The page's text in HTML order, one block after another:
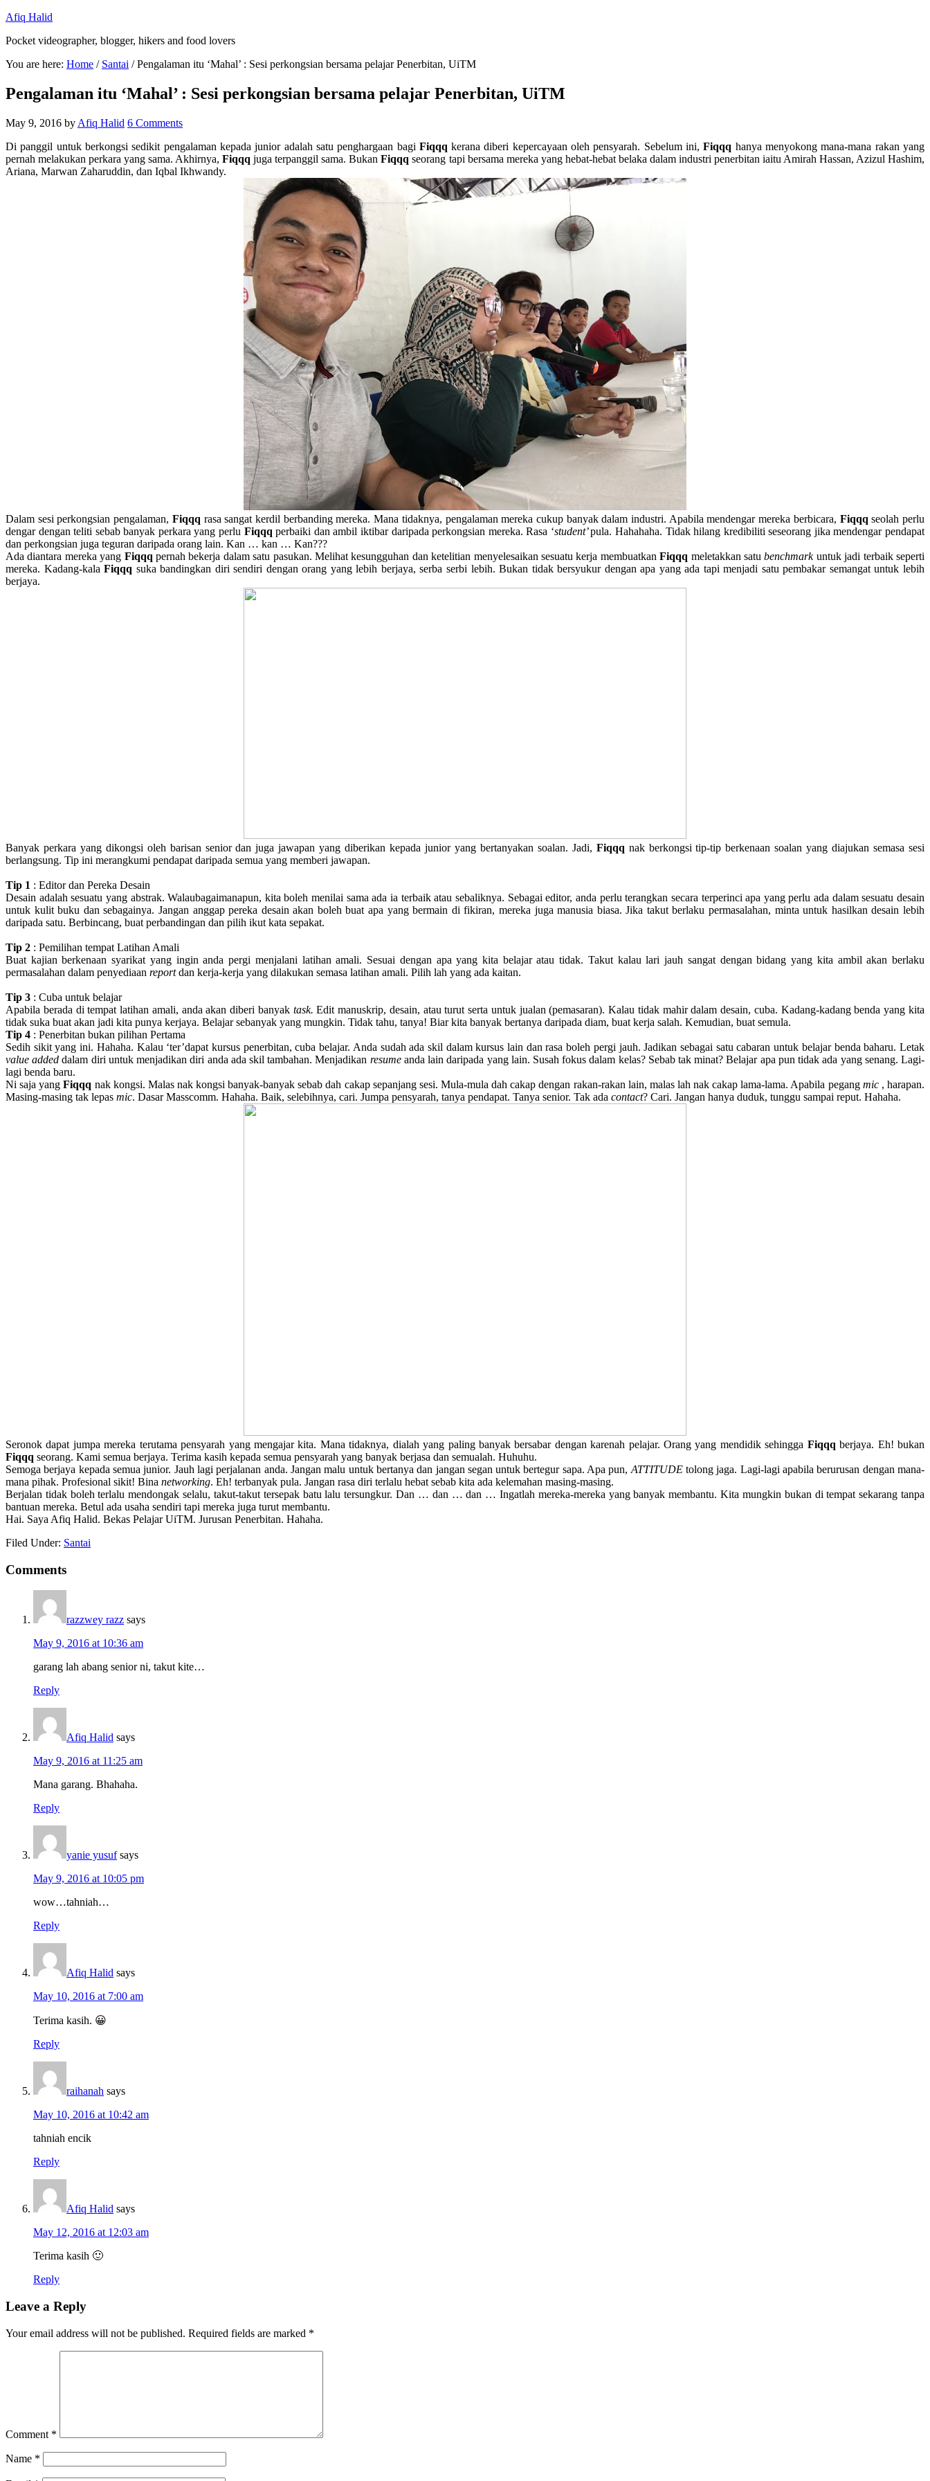
Afiq Halid
Pocket videographer, blogger, hikers and food lovers
You are here: Home / Santai /Pengalaman itu ‘Mahal’ : Sesi perkongsian bersama pelajar Penerbitan, UiTM
Pengalaman itu ‘Mahal’ : Sesi perkongsian bersama pelajar Penerbitan, UiTM
May 9, 2016 by Afiq Halid 6 Comments
Di panggil untuk berkongsi sedikit pengalaman kepada junior adalah satu penghargaan bagi Fiqqq kerana diberi kepercayaan oleh pensyarah. Sebelum ini,Fiqqq hanya menyokong mana-mana rakan yang
pernah melakukan perkara yang sama. Akhirnya,Fiqqqjuga terpanggil sama. BukanFiqqq seorang tapi bersama mereka yang hebat-hebat belaka dalam industri penerbitan iaitu Amirah Hassan, Azizul Hashim,
Ariana, Marwan Zaharuddin, dan Iqbal Ikhwandy.
Dalam sesi perkongsian pengalaman, Fiqqq rasa sangat kerdil berbanding mereka. Mana tidaknya, pengalaman mereka cukup banyak dalam industri. Apabila mendengar mereka berbicara, Fiqqq seolah perlu
dengar dengan teliti sebab banyak perkara yang perlu Fiqqq perbaiki dan ambil iktibar daripada perkongsian mereka. Rasa ‘student’pula. Hahahaha. Tidak hilang kredibiliti seseorang jika mendengar pendapat
dan perkongsian juga teguran daripada orang lain. Kan … kan … Kan???
Ada diantara mereka yang Fiqqq pernah bekerja dalam satu pasukan. Melihat kesungguhan dan ketelitian menyelesaikan sesuatu kerja membuatkanFiqqq meletakkan satubenchmarkuntuk jadi terbaik seperti
mereka. Kadang-kalaFiqqq suka bandingkan diri sendiri dengan orang yang lebih berjaya, serba serbi lebih. Bukan tidak bersyukur dengan apa yang ada tapi menjadi satu pembakar semangat untuk lebih
berjaya.
Banyak perkara yang dikongsi oleh barisan senior dan juga jawapan yang diberikan kepada junior yang bertanyakan soalan. Jadi, Fiqqq nak berkongsi tip-tip berkenaan soalan yang diajukan semasa sesi
berlangsung. Tip ini merangkumi pendapat daripada semua yang memberi jawapan.
Tip 1 : Editor dan Pereka Desain
Desain adalah sesuatu yang abstrak. Walaubagaimanapun, kita boleh menilai sama ada ia terbaik atau sebaliknya. Sebagai editor, anda perlu terangkan secara terperinci apa yang perlu ada dalam sesuatu desain
untuk kulit buku dan sebagainya. Jangan anggap pereka desain akan boleh buat apa yang bermain di fikiran, mereka juga manusia biasa. Jika takut berlaku permasalahan, minta untuk hasilkan desain lebih
daripada satu. Berbincang, buat perbandingan dan pilih ikut kata sepakat.
Tip 2 : Pemilihan tempat Latihan Amali
Buat kajian berkenaan syarikat yang ingin anda pergi menjalani latihan amali. Sesuai dengan apa yang kita belajar atau tidak. Takut kalau lari jauh sangat dengan bidang yang kita ambil akan berlaku
permasalahan dalam penyediaan reportdan kerja-kerja yang dilakukan semasa latihan amali. Pilih lah yang ada kaitan.
Tip 3 : Cuba untuk belajar
Apabila berada di tempat latihan amali, anda akan diberi banyak task. Edit manuskrip, desain, atau turut serta untuk jualan (pemasaran). Kalau tidak mahir dalam desain, cuba. Kadang-kadang benda yang kita
tidak suka buat akan jadi kita punya kerjaya. Belajar sebanyak yang mungkin. Tidak tahu, tanya! Biar kita banyak bertanya daripada diam, buat kerja salah. Kemudian, buat semula.
Tip 4 : Penerbitan bukan pilihan Pertama
Sedih sikit yang ini. Hahaha. Kalau ‘ter’dapat kursus penerbitan, cuba belajar. Anda sudah ada skil dalam kursus lain dan rasa boleh pergi jauh. Jadikan sebagai satu cabaran untuk belajar benda baharu. Letak
value added dalam diri untuk menjadikan diri anda ada skil tambahan. Menjadikan resumeanda lain daripada yang lain. Susah fokus dalam kelas? Sebab tak minat? Belajar apa pun tidak ada yang senang. Lagi-
lagi benda baru.
Ni saja yangFiqqq nak kongsi. Malas nak kongsi banyak-banyak sebab dah cakap sepanjang sesi. Mula-mula dah cakap dengan rakan-rakan lain, malas lah nak cakap lama-lama. Apabila pegang mic , harapan.
Masing-masing tak lepas mic. Dasar Masscomm. Hahaha. Baik, selebihnya, cari. Jumpa pensyarah, tanya pendapat. Tanya senior. Tak ada contact? Cari. Jangan hanya duduk, tunggu sampai reput. Hahaha.
Seronok dapat jumpa mereka terutama pensyarah yang mengajar kita. Mana tidaknya, dialah yang paling banyak bersabar dengan karenah pelajar. Orang yang mendidik sehingga Fiqqq berjaya. Eh! bukan
Fiqqq seorang. Kami semua berjaya. Terima kasih kepada semua pensyarah yang banyak berjasa dan semualah. Huhuhu.
Semoga berjaya kepada semua junior. Jauh lagi perjalanan anda. Jangan malu untuk bertanya dan jangan segan untuk bertegur sapa. Apa pun, ATTITUDEtolong jaga. Lagi-lagi apabila berurusan dengan mana-
mana pihak. Profesional sikit! Bina networking. Eh! terbanyak pula. Jangan rasa diri terlalu hebat sebab kita ada kelemahan masing-masing.
Berjalan tidak boleh terlalu mendongak selalu, takut-takut tersepak batu lalu tersungkur. Dan … dan … dan … Ingatlah mereka-mereka yang banyak membantu. Kita mungkin bukan di tempat sekarang tanpa
bantuan mereka. Betul ada usaha sendiri tapi mereka juga turut membantu.
Hai. Saya Afiq Halid. Bekas Pelajar UiTM. Jurusan Penerbitan. Hahaha.
Filed Under: Santai
Comments
razzwey razz says
May 9, 2016 at 10:36 am
garang lah abang senior ni, takut kite…
Reply
Afiq Halid says
May 9, 2016 at 11:25 am
Mana garang. Bhahaha.
Reply
yanie yusuf says
May 9, 2016 at 10:05 pm
wow…tahniah…
Reply
Afiq Halid says
May 10, 2016 at 7:00 am
Terima kasih. 😀
Reply
raihanah says
May 10, 2016 at 10:42 am
tahniah encik
Reply
Afiq Halid says
May 12, 2016 at 12:03 am
Terima kasih 🙂
Reply
Leave a Reply
Your email address will not be published. Required fields are marked *
Comment *
Name *